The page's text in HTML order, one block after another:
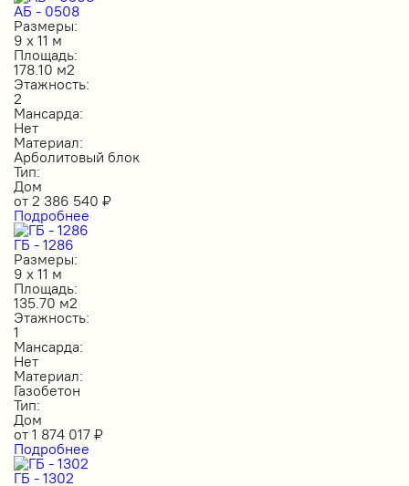
АБ - 0508
Размеры:
9 х 11 м
Площадь:
178.10 м2
Этажность:
2
Мансарда:
Нет
Материал:
Арболитовый блок
Тип:
Дом
от 2 386 540 ₽
Подробнее
ГБ - 1286
Размеры:
9 х 11 м
Площадь:
135.70 м2
Этажность:
1
Мансарда:
Нет
Материал:
Газобетон
Тип:
Дом
от 1 874 017 ₽
Подробнее
ГБ - 1302